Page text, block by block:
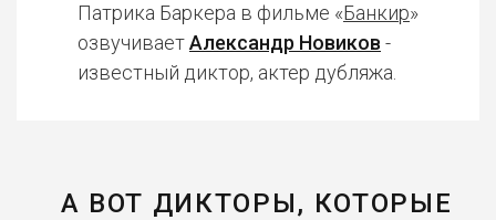
Патрика Баркера в фильме «Банкир»
озвучиваетАлександр Новиков -
известный диктор, актер дубляжа.
А ВОТ ДИКТОРЫ, КОТОРЫЕ